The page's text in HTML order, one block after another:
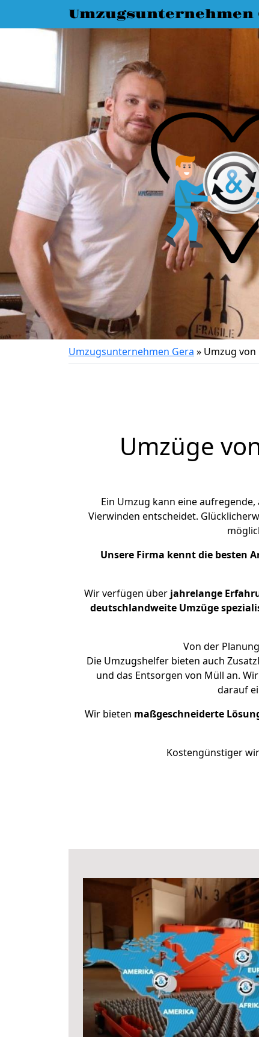
Umzugsunternehmen
Umzugsunternehmen Gera » Umzug von
Umzüge
Ein Umzug kann eine aufregende,
Vierwinden entscheidet.
Unsere Firma kennt die besten
Wir verfügen über jahrelange
deutschlandweite Umzüge
Von der
Die Umzugshelfer bieten auch
und das Entsorgen von Müll an.
darauf
Wir bieten maßgeschneiderte
Kostengünstiger